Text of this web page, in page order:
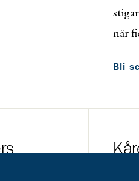
när
Bli